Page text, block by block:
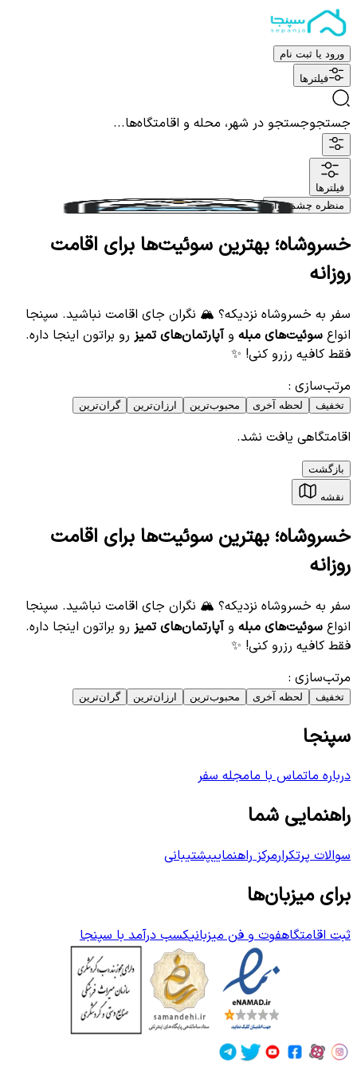
ورود یا ثبت نام
فیلترها
جستجوجستجو در شهر، محله و اقامتگاه‌ها...
فیلترها
منظره چشم نواز
خسروشاه؛ بهترین سوئیت‌ها برای اقامت
روزانه
سفر به خسروشاه نزدیکه؟ 🏔️ نگران جای اقامت نباشید. سپنجا
انواع سوئیت‌های مبله وآپارتمان‌های تمیز رو براتون اینجا داره.
فقط کافیه رزرو کنی! ✨
مرتب‌سازی :
تخفیف لحظه آخری محبوب‌ترین ارزان‌ترین گران‌ترین
اقامتگاهی یافت نشد.
بازگشت
نقشه
خسروشاه؛ بهترین سوئیت‌ها برای اقامت
روزانه
سفر به خسروشاه نزدیکه؟ 🏔️ نگران جای اقامت نباشید. سپنجا
انواع سوئیت‌های مبله وآپارتمان‌های تمیز رو براتون اینجا داره.
فقط کافیه رزرو کنی! ✨
مرتب‌سازی :
تخفیف لحظه آخری محبوب‌ترین ارزان‌ترین گران‌ترین
سپنجا
درباره ماتماس با مامجله سفر
راهنمایی شما
سوالات پرتکرارمرکز راهنماییپشتیبانی
برای میزبان‌ها
ثبت اقامتگاهفوت و فن میزبانیکسب درآمد با سپنجا